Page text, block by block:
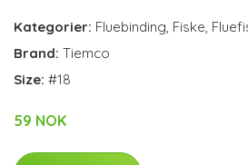
Kategorier: Fluebinding, Fiske,
Brand: Tiemco
Size: #18
59 NOK